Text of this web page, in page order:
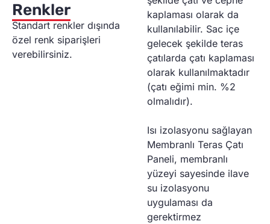
Renkler
Standart renkler dışında
özel renk siparişleri
verebilirsiniz.
kaplaması olarak da
kullanılabilir. Sac içe
gelecek şekilde teras
çatılarda çatı kaplaması
olarak kullanılmaktadır
(çatı eğimi min. %2
olmalıdır).
Isı izolasyonu sağlayan
Membranlı Teras Çatı
Paneli, membranlı
yüzeyi sayesinde ilave
su izolasyonu
uygulaması da
gerektirmez